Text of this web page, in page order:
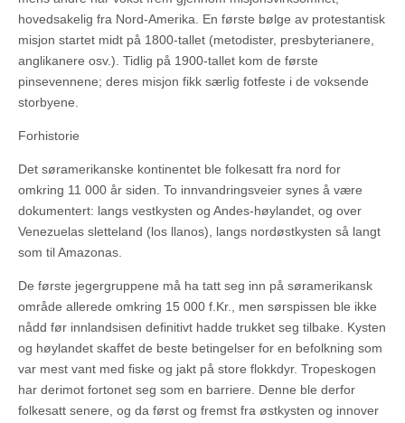
hovedsakelig fra Nord-Amerika. En første bølge av protestantisk
misjon startet midt på 1800-tallet (metodister, presbyterianere,
anglikanere osv.). Tidlig på 1900-tallet kom de første
pinsevennene; deres misjon fikk særlig fotfeste i de voksende
storbyene.
Forhistorie
Det søramerikanske kontinentet ble folkesatt fra nord for
omkring 11 000 år siden. To innvandringsveier synes å være
dokumentert: langs vestkysten og Andes-høylandet, og over
Venezuelas sletteland (los llanos), langs nordøstkysten så langt
som til Amazonas.
De første jegergruppene må ha tatt seg inn på søramerikansk
område allerede omkring 15 000 f.Kr., men sørspissen ble ikke
nådd før innlandsisen definitivt hadde trukket seg tilbake. Kysten
og høylandet skaffet de beste betingelser for en befolkning som
var mest vant med fiske og jakt på store flokkdyr. Tropeskogen
har derimot fortonet seg som en barriere. Denne ble derfor
folkesatt senere, og da først og fremst fra østkysten og innover